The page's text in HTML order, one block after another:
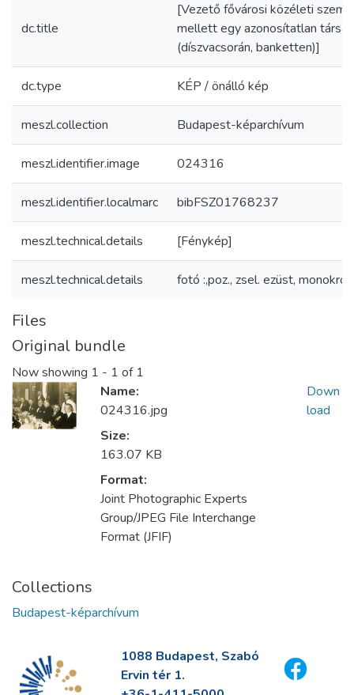
dc.title
[Vezető fővárosi közéleti
mellett egy azonosítatlan
(díszvacsorán, banketten)]
dc.type KÉP / önálló kép
meszl.collection Budapest-képarchívum
meszl.identifier.image 024316
meszl.identifier.localmarc bibFSZ01768237
meszl.technical.details [Fénykép]
meszl.technical.details fotó :,poz., zsel. ezüst,
Files
Original bundle
Now showing 1 - 1 of 1
Name:
024316.jpg
Size:
163.07 KB
Format:
Joint Photographic Experts
Group/JPEG File Interchange
Format (JFIF)
Down
load
Collections
Budapest-képarchívum
1088 Budapest, Szabó
Ervin tér 1.